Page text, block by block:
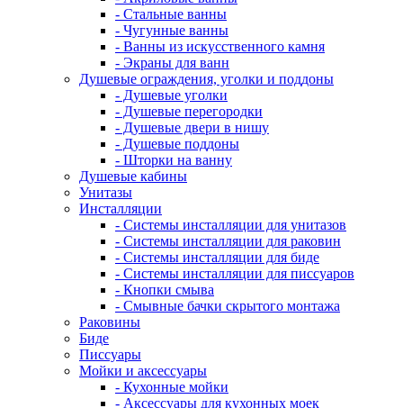
- Стальные ванны
- Чугунные ванны
- Ванны из искусственного камня
- Экраны для ванн
Душевые ограждения, уголки и поддоны
- Душевые уголки
- Душевые перегородки
- Душевые двери в нишу
- Душевые поддоны
- Шторки на ванну
Душевые кабины
Унитазы
Инсталляции
- Системы инсталляции для унитазов
- Системы инсталляции для раковин
- Системы инсталляции для биде
- Системы инсталляции для писсуаров
- Кнопки смыва
- Смывные бачки скрытого монтажа
Раковины
Биде
Писсуары
Мойки и аксессуары
- Кухонные мойки
- Аксессуары для кухонных моек